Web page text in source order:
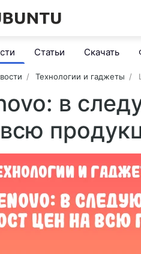
Статьи Скачать
Технологии и гаджеты
в